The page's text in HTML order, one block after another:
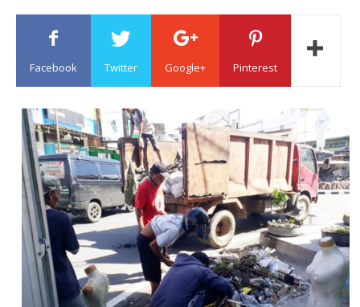
Sulawesi
Facebook Twitter Google+ Pinterest